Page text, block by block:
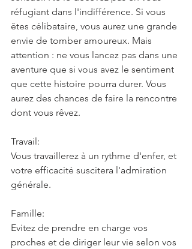
réfugiant dans l'indifférence. Si vous
êtes célibataire, vous aurez une grande
envie de tomber amoureux. Mais
attention : ne vous lancez pas dans une
aventure que si vous avez le sentiment
que cette histoire pourra durer. Vous
aurez des chances de faire la rencontre
dont vous rêvez.
Travail:
Vous travaillerez à un rythme d'enfer, et
votre efficacité suscitera l'admiration
générale.
Famille:
Evitez de prendre en charge vos
proches et de diriger leur vie selon vos